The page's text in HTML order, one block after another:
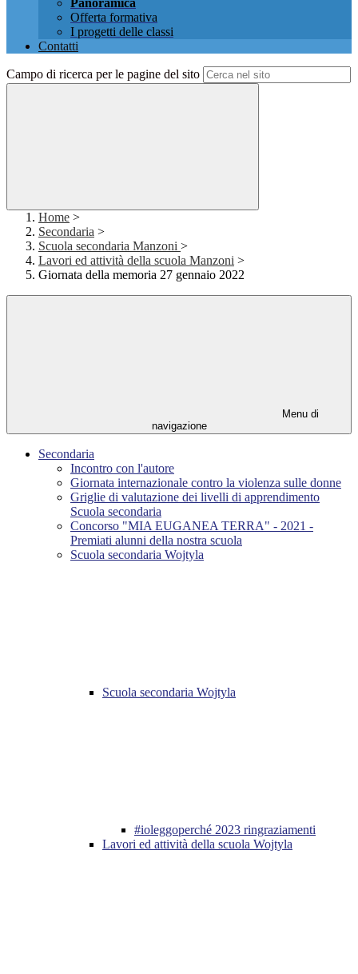
Panoramica
Offerta formativa
I progetti delle classi
Contatti
Campo di ricerca per le pagine del sito
Home >
Secondaria >
Scuola secondaria Manzoni >
Lavori ed attività della scuola Manzoni >
Giornata della memoria 27 gennaio 2022
Menu di
navigazione
Secondaria
Incontro con l'autore
Giornata internazionale contro la violenza sulle donne
Griglie di valutazione dei livelli di apprendimento
Scuola secondaria
Concorso "MIA EUGANEA TERRA" - 2021 -
Premiati alunni della nostra scuola
Scuola secondaria Wojtyla
Scuola secondaria Wojtyla
#ioleggoperché 2023 ringraziamenti
Lavori ed attività della scuola Wojtyla